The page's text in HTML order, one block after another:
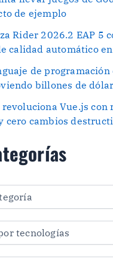
de ejemplo
Rider 2026.2 EAP 5
calidad automático
de programación
billones de
Vue.js con
cero cambios